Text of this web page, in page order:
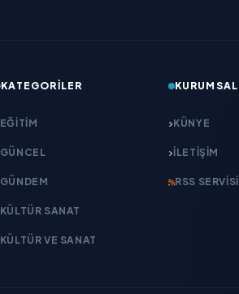
KATEGORILER
EĞITIM
GÜNCEL
GÜNDEM
KÜLTÜR SANAT
KÜLTÜR VE SANAT
KURUMSAL
KÜNYE
İLETIŞIM
RSS SERVISI